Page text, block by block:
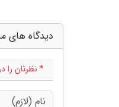
دیدگاه های
* نظرتان را